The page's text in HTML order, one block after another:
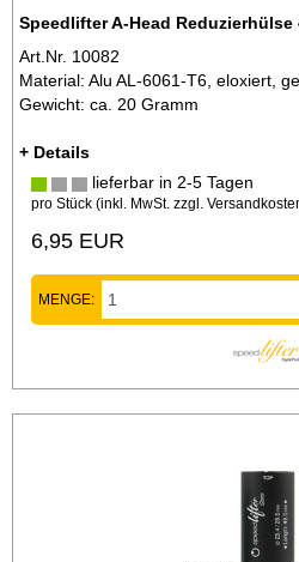
Speedlifter A-Head Reduzierhülse
Art.Nr. 10082
Material: Alu AL-6061-T6, eloxiert,
Gewicht: ca. 20 Gramm
+ Details
lieferbar in 2-5 Tagen
pro Stück (inkl. MwSt. zzgl.
6,95 EUR
MENGE: